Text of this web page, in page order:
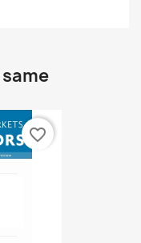
favorite_border